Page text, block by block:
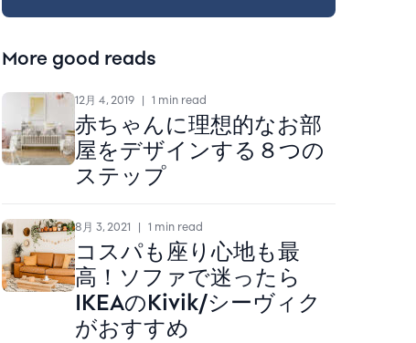
More good reads
12月 4, 2019 1 min read
赤ちゃんに理想的なお部
屋をデザインする８つの
ステップ
8月 3, 2021 1 min read
コスパも座り心地も最
高！ソファで迷ったら
IKEAのKivik/シーヴィク
がおすすめ